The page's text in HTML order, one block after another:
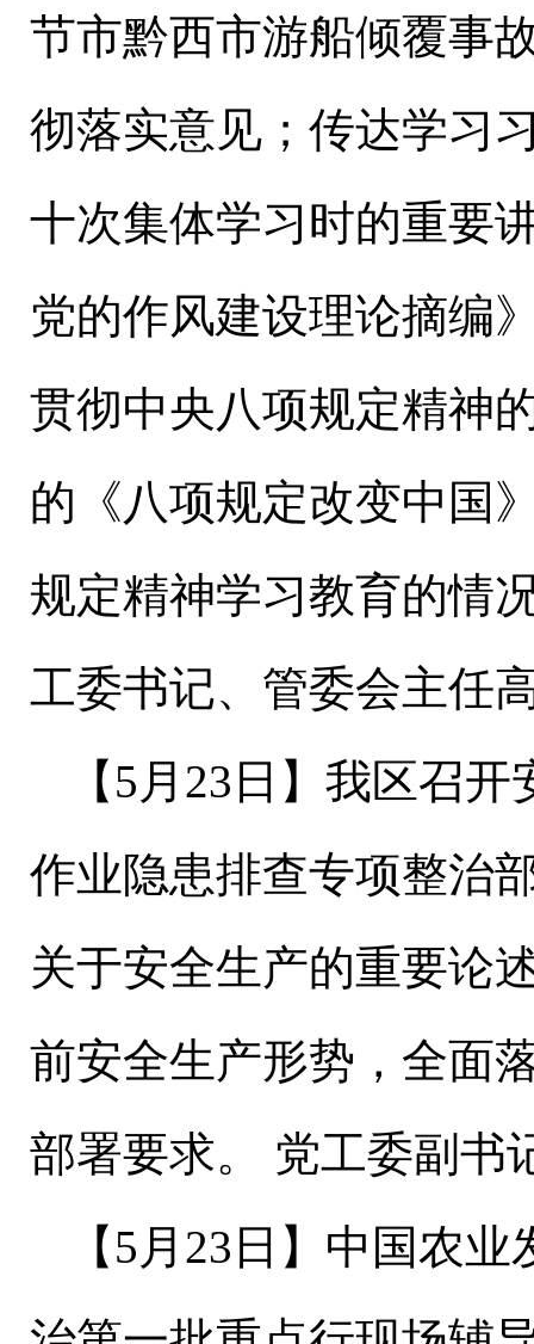
节市黔西市游船倾覆事
彻落实意见；传达学习
十次集体学习时的重要
党的作风建设理论摘编
贯彻中央八项规定精神
的《八项规定改变中国
规定精神学习教育的情
工委书记、管委会主任
【 5 月 23 日 】 我区召开
作业隐患排查专项整治
关于安全生产的重要论
前安全生产形势，全面
部署要求。
党工委副书
【 5 月 23 日 】 中国农业